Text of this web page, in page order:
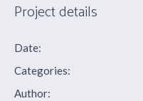
Project details
Date:
Categories:
Author: